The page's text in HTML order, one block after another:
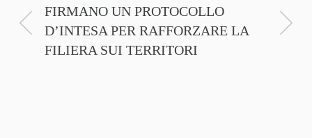
FIRMANO UN PROTOCOLLO
D’INTESA PER RAFFORZARE LA
FILIERA SUI TERRITORI